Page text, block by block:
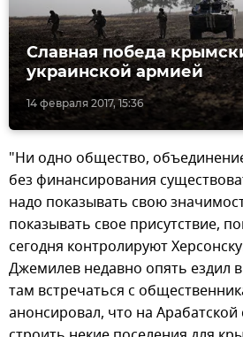
14 февраля 2017, 15:36
Славная победа
украинской армией
"Ни одно общество,
без финансирования
надо показывать свою
показывать свое присутствие,
сегодня контролируют
Джемилев недавно опять ездил
там встречаться с
анонсировал, что на Арабатской